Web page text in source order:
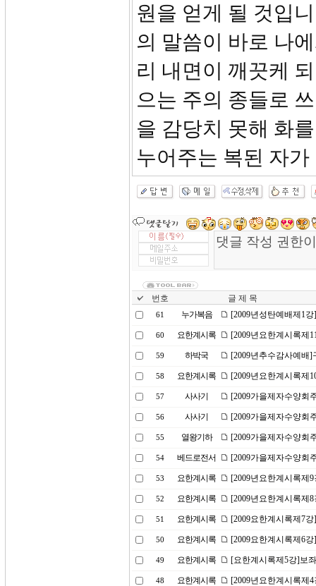
원을 얻게 될 것입
의 말씀이 바로 나
리 내면이 깨끗케
으는 주의 종들로
을 감당치 못해 화
누어주는 복된 자
번호 글 제 목
61 누가복음 [2009년성탄예배제1
60 요한계시록 [2009년요한계시록제
59 하박국 [2009년추수감사예배
58 요한계시록 [2009년요한계시록제
57 사사기 [2009가을제자수양회
56 사사기 [2009가을제자수양회
55 열왕기하 [2009가을제자수양회
54 베드로전서 [2009가을제자수양회
53 요한계시록 [2009년요한계시록제
52 요한계시록 [2009년요한계시록제
51 요한계시록 [2009요한계시록제7
50 요한계시록 [2009요한계시록제6
49 요한계시록 [요한계시록제5강]보
48 요한계시록 [2009년요한계시록제